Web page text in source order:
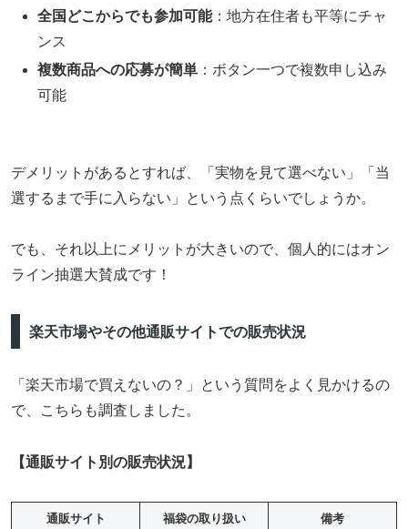
全国どこからでも参加可能：地方在住者も平等にチャ
ンス
複数商品への応募が簡単 ：ボタン一つで複数申し込み
可能
デメリットがあるとすれば、「実物を見て選べない」「当
選するまで手に入らない」という点くらいでしょうか。
でも、それ以上にメリットが大きいので、個人的にはオン
ライン抽選大賛成です！
楽天市場やその他通販サイトでの販売状況
「楽天市場で買えないの？」という質問をよく見かけるの
で、こちらも調査しました。
【通販サイト別の販売状況】
通販サイト 福袋の取り扱い 備考